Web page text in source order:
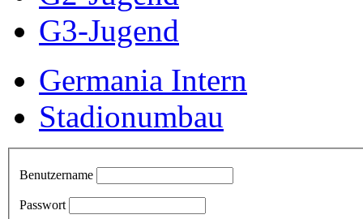
G3-Jugend
Germania Intern
Stadionumbau
Benutzername
Passwort